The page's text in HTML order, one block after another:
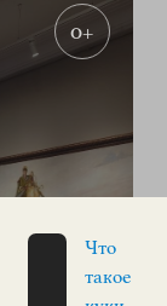
0+
Что
такое